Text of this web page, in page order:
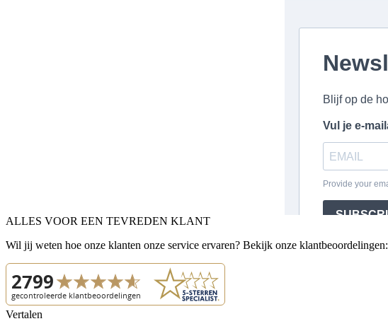
ALLES VOOR EEN TEVREDEN KLANT
Wil jij weten hoe onze klanten onze service ervaren? Bekijk onze klantbeoordelingen:
Vertalen